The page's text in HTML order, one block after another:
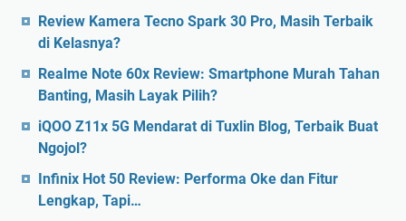
Review Kamera Tecno Spark 30 Pro, Masih Terbaik
di Kelasnya?
Realme Note 60x Review: Smartphone Murah Tahan
Banting, Masih Layak Pilih?
iQOO Z11x 5G Mendarat di Tuxlin Blog, Terbaik Buat
Ngojol?
Infinix Hot 50 Review: Performa Oke dan Fitur
Lengkap, Tapi…